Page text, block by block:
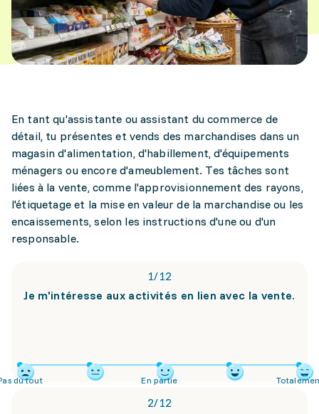
En tant qu'assistante ou assistant du commerce de
détail, tu présentes et vends des marchandises dans un
magasin d'alimentation, d'habillement, d'équipements
ménagers ou encore d'ameublement. Tes tâches sont
liées à la vente, comme l'approvisionnement des rayons,
l'étiquetage et la mise en valeur de la marchandise ou les
encaissements, selon les instructions d'une ou d'un
responsable.
1/12
Je m'intéresse aux activités en lien avec la vente.
du tout En partie
2/12